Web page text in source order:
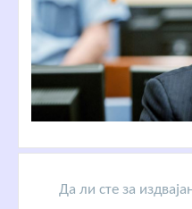
Да ли сте за